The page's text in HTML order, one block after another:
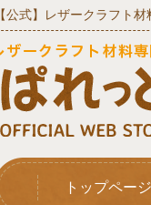
【公式】レザークラフト
トップページ